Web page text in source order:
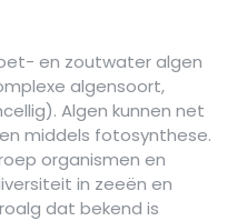
en zoutwater algen
algensoort,
Algen kunnen net
middels fotosynthese.
organismen en
in zeeën en
dat bekend is